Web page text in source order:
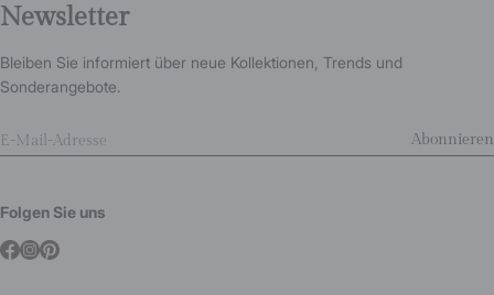
Newsletter
Bleiben Sie informiert über neue Kollektionen, Trends und
Sonderangebote.
Abonnieren
Folgen Sie uns